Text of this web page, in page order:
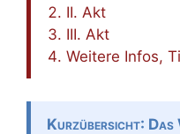
II. Akt
III. Akt
Weitere Infos,
Kurzübersicht: Das